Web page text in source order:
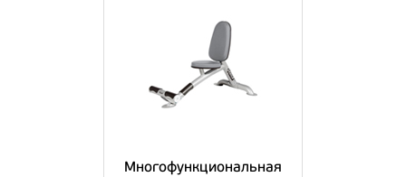
Многофункциональная